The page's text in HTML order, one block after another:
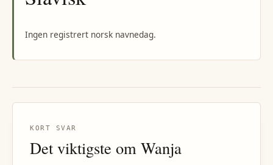
Ingen registrert norsk navnedag.
KORT SVAR
Det viktigste om Wanja